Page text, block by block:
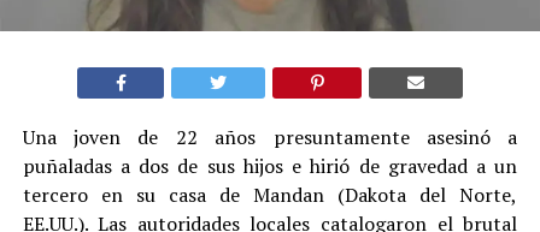
Una joven de 22 años presuntamente asesinó a
puñaladas a dos de sus hijos e hirió de gravedad a un
tercero en su casa de Mandan (Dakota del Norte,
EE.UU.). Las autoridades locales catalogaron el brutal